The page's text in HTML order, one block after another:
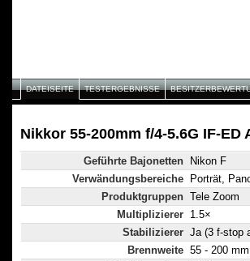
DATEISEITE TESTERGEBNISSE
Nikkor 55-200mm f/4-5.6G IF-
Geführte Bajonetten
Nikon F
Verwändungsbereiche
Porträt,
Produktgruppen Tele Zoom
Multiplizierer 1.5×
Stabilizierer Ja (3 f-stop
Brennweite 55 - 200